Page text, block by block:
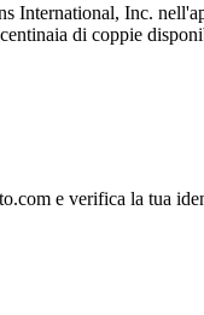
International, Inc.
di coppie
e verifica la tua